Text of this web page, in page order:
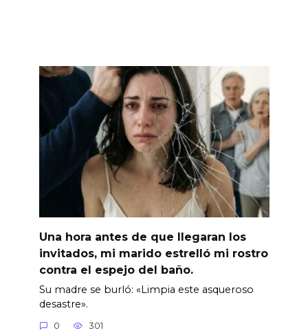
Una hora antes de que llegaran los
invitados, mi marido estrelló mi rostro
contra el espejo del baño.
Su madre se burló: «Limpia este asqueroso
desastre».
0 301